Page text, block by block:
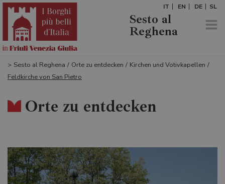
IT EN DE SL
Sesto al
Reghena
> Sesto al Reghena / Orte zu entdecken / Kirchen und Votivkapellen /
Feldkirche von San Pietro
Orte zu entdecken